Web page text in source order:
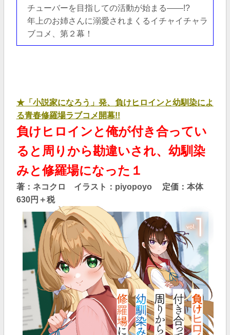
チューバーを目指しての活動が始まる――!?
年上のお姉さんに溺愛されまくるイチャイチャラ
ブコメ、第２幕！
★「小説家になろう」発、負けヒロインと幼馴染によ
る青春修羅場ラブコメ開幕!!
負けヒロインと俺が付き合ってい
ると周りから勘違いされ、幼馴染
みと修羅場になった１
著：ネコクロ イラスト：piyopoyo 定価：本体
630円＋税